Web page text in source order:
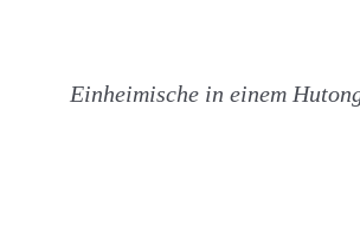
Einheimische in einem